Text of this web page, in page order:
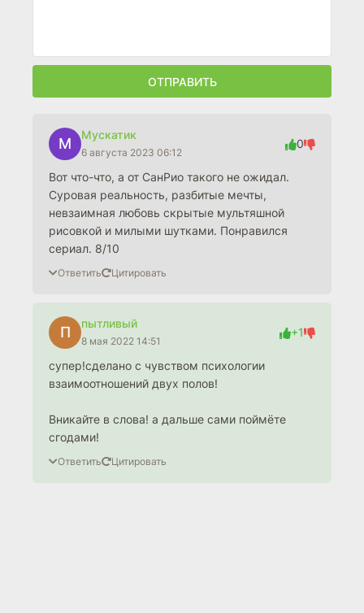
ОТПРАВИТЬ
М
Мускатик
6 августа 2023 06:12
0
Вот что-что, а от СанРио такого не ожидал.
Суровая реальность, разбитые мечты,
невзаимная любовь скрытые мультяшной
рисовкой и милыми шутками. Понравился
сериал. 8/10
Ответить Цитировать
П
пытливый
8 мая 2022 14:51
+1
супер!сделано с чувством психологии
взаимоотношений двух полов!
Вникайте в слова! а дальше сами поймёте
сгодами!
Ответить Цитировать